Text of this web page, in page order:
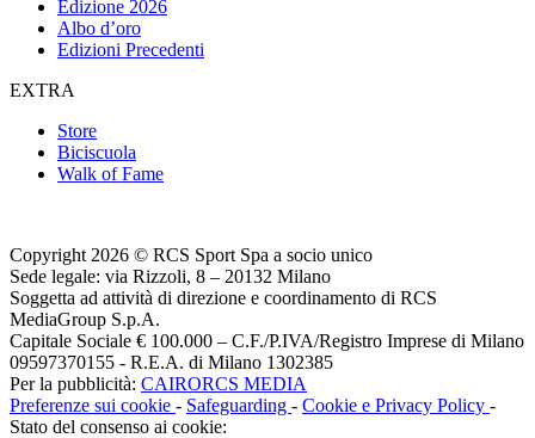
Edizione 2026
Albo d’oro
Edizioni Precedenti
EXTRA
Store
Biciscuola
Walk of Fame
Copyright 2026 © RCS Sport Spa a socio unico
Sede legale: via Rizzoli, 8 – 20132 Milano
Soggetta ad attività di direzione e coordinamento di RCS
MediaGroup S.p.A.
Capitale Sociale € 100.000 – C.F./P.IVA/Registro Imprese di Milano
09597370155 - R.E.A. di Milano 1302385
Per la pubblicità: CAIRORCS MEDIA
Preferenze sui cookie - Safeguarding - Cookie e Privacy Policy -
Stato del consenso ai cookie: